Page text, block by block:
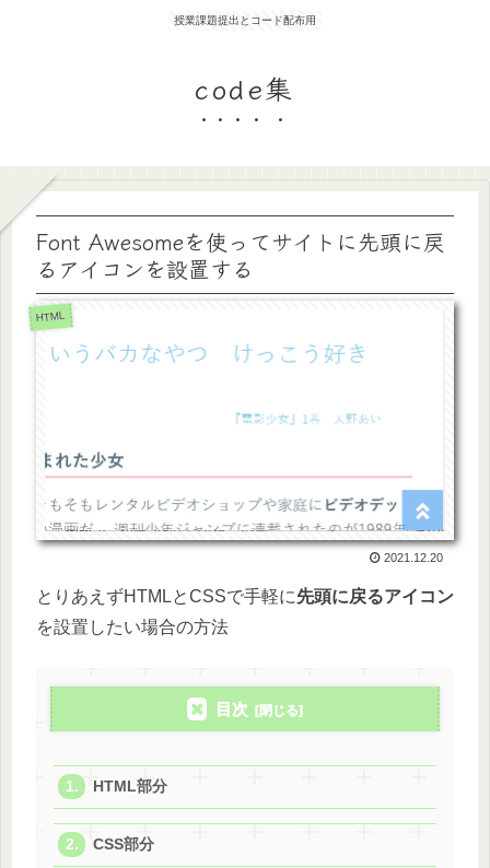
授業課題提出とコード配布用
code集
Font Awesomeを使ってサイトに先頭に戻
るアイコンを設置する
HTML
2021.12.20
とりあえずHTMLとCSSで手軽に先頭に戻るアイコン
を設置したい場合の方法
目次
HTML部分
CSS部分